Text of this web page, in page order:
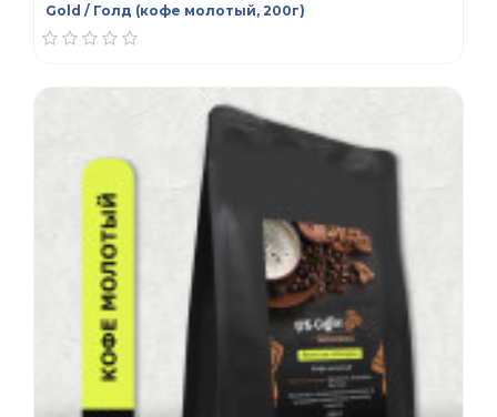
Gold / Голд (кофе молотый, 200г)